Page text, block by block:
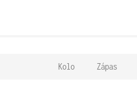
Kolo Zápas